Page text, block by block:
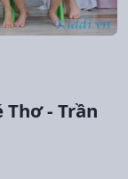
- Trần